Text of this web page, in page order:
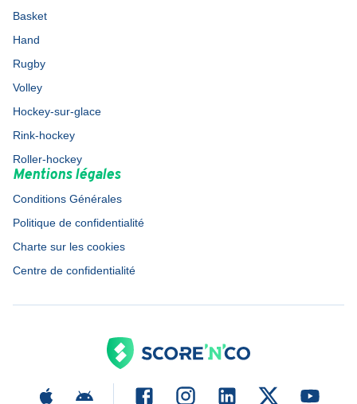
Basket
Hand
Rugby
Volley
Hockey-sur-glace
Rink-hockey
Roller-hockey
Mentions légales
Conditions Générales
Politique de confidentialité
Charte sur les cookies
Centre de confidentialité